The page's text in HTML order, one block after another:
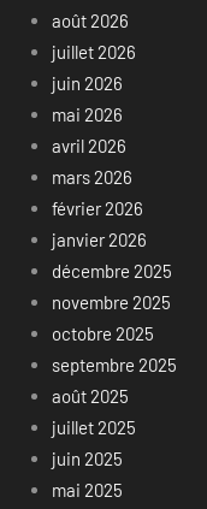
août 2026
juillet 2026
juin 2026
mai 2026
avril 2026
mars 2026
février 2026
janvier 2026
décembre 2025
novembre 2025
octobre 2025
septembre 2025
août 2025
juillet 2025
juin 2025
mai 2025